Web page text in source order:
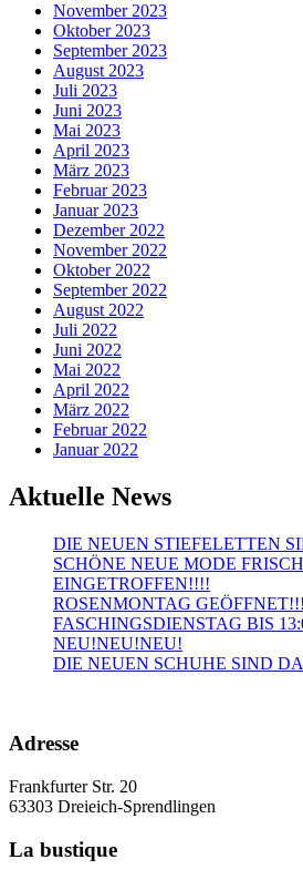
November 2023
Oktober 2023
September 2023
August 2023
Juli 2023
Juni 2023
Mai 2023
April 2023
März 2023
Februar 2023
Januar 2023
Dezember 2022
November 2022
Oktober 2022
September 2022
August 2022
Juli 2022
Juni 2022
Mai 2022
April 2022
März 2022
Februar 2022
Januar 2022
Aktuelle News
DIE NEUEN STIEFELETTEN
SCHÖNE NEUE MODE
EINGETROFFEN!!!!
ROSENMONTAG
FASCHINGSDIENSTAG BIS
NEU!NEU!NEU!
DIE NEUEN SCHUHE SIND
Adresse
Frankfurter Str. 20
63303 Dreieich-Sprendlingen
La bustique